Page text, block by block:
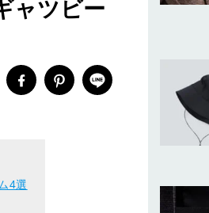
ャツビー
4選